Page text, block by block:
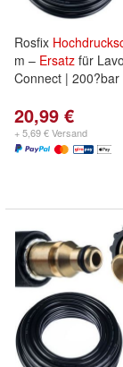
Rosfix
m – Ersatz für
Connect | 200?bar
20,99 €
+ 5,69 € Versand